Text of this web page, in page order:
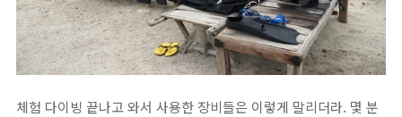
체험 다이빙 끝나고 와서 사용한 장비들은 이렇게 말리더라. 몇 분